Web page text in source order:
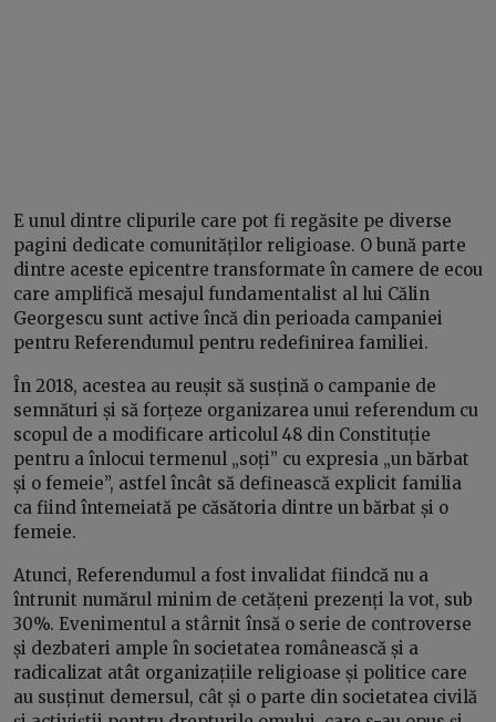
E unul dintre clipurile care pot fi regăsite pe diverse
pagini dedicate comunităților religioase. O bună parte
dintre aceste epicentre transformate în camere de ecou
care amplifică mesajul fundamentalist al lui Călin
Georgescu sunt active încă din perioada campaniei
pentru Referendumul pentru redefinirea familiei.
În 2018, acestea au reușit să susțină o campanie de
semnături și să forțeze organizarea unui referendum cu
scopul de a modificare articolul 48 din Constituție
pentru a înlocui termenul „soți” cu expresia „un bărbat
și o femeie”, astfel încât să definească explicit familia
ca fiind întemeiată pe căsătoria dintre un bărbat și o
femeie.
Atunci, Referendumul a fost invalidat fiindcă nu a
întrunit numărul minim de cetățeni prezenți la vot, sub
30%. Evenimentul a stârnit însă o serie de controverse
și dezbateri ample în societatea românească și a
radicalizat atât organizațiile religioase și politice care
au susținut demersul, cât și o parte din societatea civilă